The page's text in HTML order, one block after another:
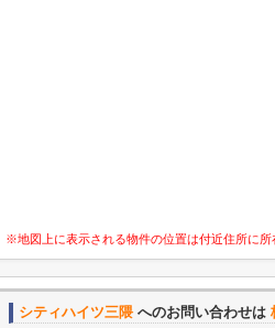
※地図上に表示される物件の位置は付近住所に所
シティハイツ三隈へのお問い合わせは